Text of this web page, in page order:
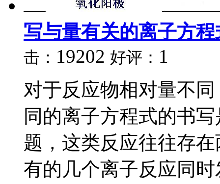
写与量有关的离子方程
击： 19202 好评： 1
对于反应物相对量不
同的离子方程式的书
题，这类反应往往存
有的几个离子反应同